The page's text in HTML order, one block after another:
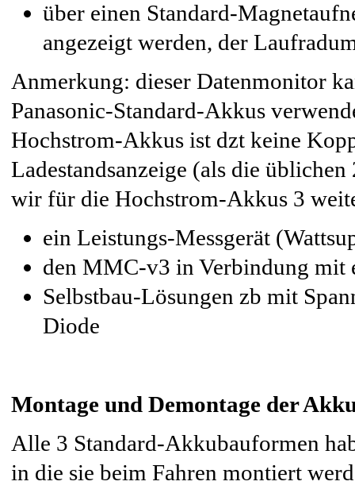
über einen Standard-
angezeigt werden, der
Anmerkung: dieser Datenmonitor
Panasonic-Standard-Akkus
Hochstrom-Akkus ist dzt keine
Ladestandsanzeige (als die
wir für die Hochstrom-Akkus 3
ein Leistungs-Messgerät
den MMC-v3 in Verbindung mit
Selbstbau-Lösungen zb mit
Diode
Montage und Demontage der
Alle 3 Standard-Akkubauformen
in die sie beim Fahren montiert